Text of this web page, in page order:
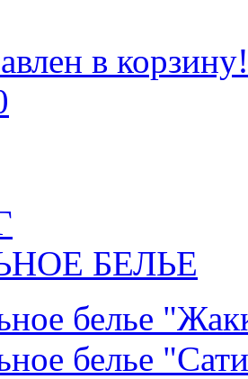
в корзину!
БЕЛЬЕ
белье
белье